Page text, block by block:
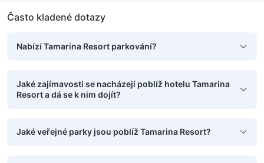
Často kladené dotazy
Nabízí Tamarina Resort parkování?
Jaké zajímavosti se nacházejí poblíž hotelu Tamarina
Resort a dá se k nim dojít?
Jaké veřejné parky jsou poblíž Tamarina Resort?